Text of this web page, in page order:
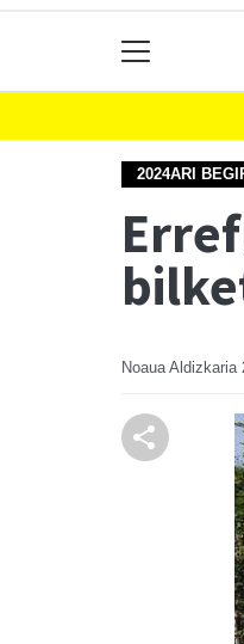
2024ARI
Noaua Aldizkaria